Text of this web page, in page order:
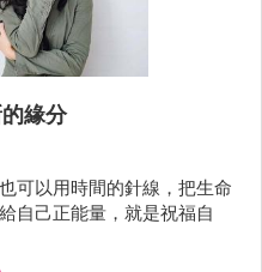
緣分
可以用時間的針線，把生命
自己正能量，就是祝福自